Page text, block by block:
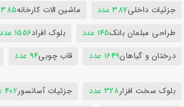
جزئیات داخلی387 عدد ماشین الات کارخانه385 عدد
طراحی مبلمان بانک145 عدد بلوک افراد1556 عدد
درختان و گیاهان1649 عدد قاب چوبی94 عدد
بلوک سخت افزار328 عدد جزئیات آسانسور402 عدد